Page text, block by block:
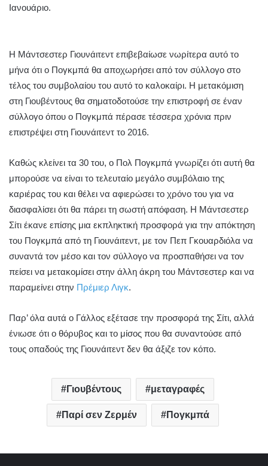
Ιανουάριο.
Η Μάντσεστερ Γιουνάιτεντ επιβεβαίωσε νωρίτερα αυτό το
μήνα ότι ο Πογκμπά θα αποχωρήσει από τον σύλλογο στο
τέλος του συμβολαίου του αυτό το καλοκαίρι. Η μετακόμιση
στη Γιουβέντους θα σηματοδοτούσε την επιστροφή σε έναν
σύλλογο όπου ο Πογκμπά πέρασε τέσσερα χρόνια πριν
επιστρέψει στη Γιουνάιτεντ το 2016.
Καθώς κλείνει τα 30 του, ο Πολ Πογκμπά γνωρίζει ότι αυτή θα
μπορούσε να είναι το τελευταίο μεγάλο συμβόλαιο της
καριέρας του και θέλει να αφιερώσει το χρόνο του για να
διασφαλίσει ότι θα πάρει τη σωστή απόφαση. Η Μάντσεστερ
Σίτι έκανε επίσης μια εκπληκτική προσφορά για την απόκτηση
του Πογκμπά από τη Γιουνάιτεντ, με τον Πεπ Γκουαρδιόλα να
συναντά τον μέσο και τον σύλλογο να προσπαθήσει να τον
πείσει να μετακομίσει στην άλλη άκρη του Μάντσεστερ και να
παραμείνει στην Πρέμιερ Λιγκ.
Παρ’ όλα αυτά ο Γάλλος εξέτασε την προσφορά της Σίτι, αλλά
ένιωσε ότι ο θόρυβος και το μίσος που θα συναντούσε από
τους οπαδούς της Γιουνάιτεντ δεν θα άξιζε τον κόπο.
Γιουβέντους μεταγραφές
Παρί σεν Ζερμέν Πογκμπά